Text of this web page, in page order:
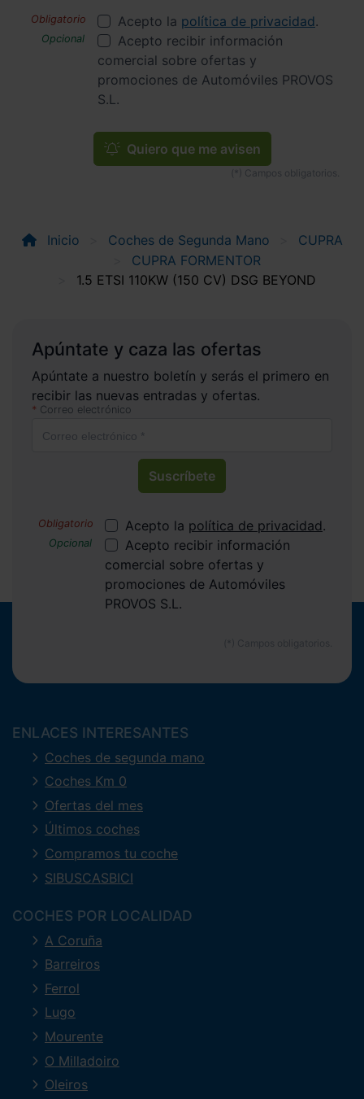
Acepto la política de privacidad.
Acepto recibir información
comercial sobre ofertas y
promociones de Automóviles PROVOS
S.L.
Quiero que me avisen
Inicio Coches de Segunda Mano
CUPRA
CUPRA FORMENTOR
1.5 ETSI 110KW (150 CV) DSG BEYOND
Apúntate y caza las ofertas
Apúntate a nuestro boletín y serás el primero en
recibir las nuevas entradas y ofertas.
Correo electrónico
Suscríbete
Acepto la política de privacidad.
Acepto recibir información
comercial sobre ofertas y
promociones de Automóviles
PROVOS S.L.
ENLACES INTERESANTES
Coches de segunda mano
Coches Km 0
Ofertas del mes
Últimos coches
Compramos tu coche
SIBUSCASBICI
COCHES POR LOCALIDAD
A Coruña
Barreiros
Ferrol
Lugo
Mourente
O Milladoiro
Oleiros